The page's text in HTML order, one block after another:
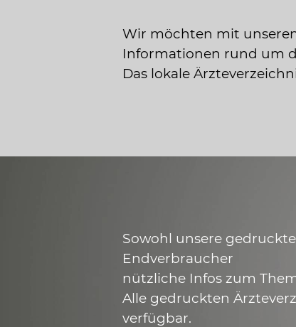
Wir möchten mit
Informationen rund um
Das lokale
Sowohl unsere
Endverbraucher
nützliche Infos zum
Alle gedruckten
verfügbar.